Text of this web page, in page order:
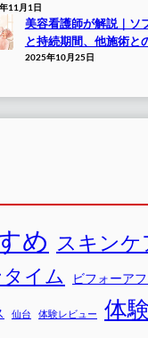
11月1日
美容看護師が解説｜ソ
と持続期間、他施術と
2025年10月25日
め スキンケ
イム ビフォーア
仙台 体験レビュー 体